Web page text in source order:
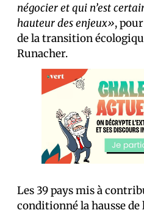
négocier et qui n’est
hauteur des enjeux»,
de la transition
Runacher.
Les 39 pays mis à
conditionné la hausse